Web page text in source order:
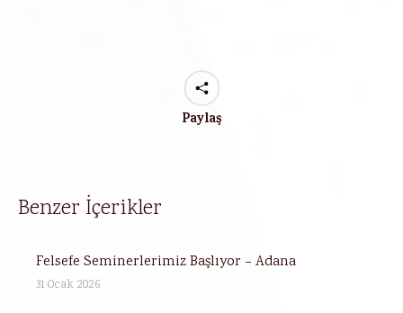
Paylaş
Benzer İçerikler
Felsefe Seminerlerimiz Başlıyor – Adana
31 Ocak 2026